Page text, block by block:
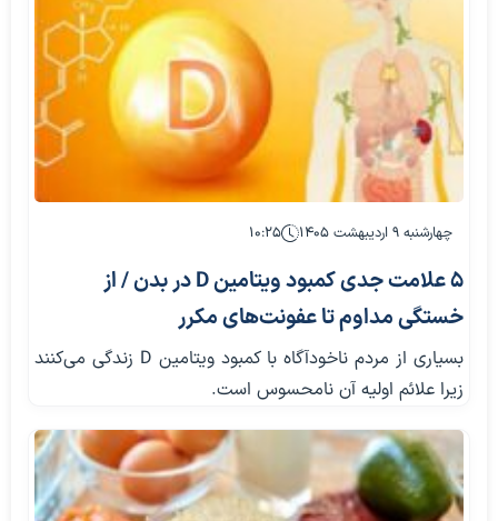
چهارشنبه ۹ اردیبهشت ۱۴۰۵ ۱۰:۲۵
۵ علامت جدی کمبود ویتامین D در بدن / از
خستگی مداوم تا عفونت‌های مکرر
بسیاری از مردم ناخودآگاه با کمبود ویتامین D زندگی می‌کنند
زیرا علائم اولیه آن نامحسوس است.